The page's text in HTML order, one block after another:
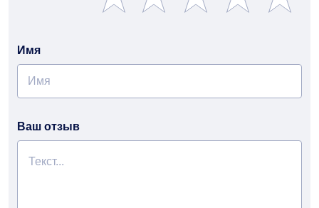
Имя
Ваш отзыв